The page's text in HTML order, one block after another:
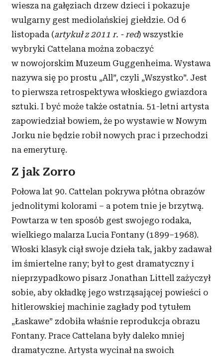
wiesza na gałęziach drzew dzieci i pokazuje
wulgarny gest mediolańskiej giełdzie. Od 6
listopada (artykuł z 2011 r. - red) wszystkie
wybryki Cattelana można zobaczyć
w nowojorskim Muzeum Guggenheima. Wystawa
nazywa się po prostu „All”, czyli „Wszystko”. Jest
to pierwsza retrospektywa włoskiego gwiazdora
sztuki. I być może także ostatnia. 51-letni artysta
zapowiedział bowiem, że po wystawie w Nowym
Jorku nie będzie robił nowych prac i przechodzi
na emeryturę.
Z jak Zorro
Połowa lat 90. Cattelan pokrywa płótna obrazów
jednolitymi kolorami – a potem tnie je brzytwą.
Powtarza w ten sposób gest swojego rodaka,
wielkiego malarza Lucia Fontany (1899–1968).
Włoski klasyk ciął swoje dzieła tak, jakby zadawał
im śmiertelne rany; był to gest dramatyczny i
nieprzypadkowo pisarz Jonathan Littell zażyczył
sobie, aby okładkę jego wstrząsającej powieści o
hitlerowskiej machinie zagłady pod tytułem
„Łaskawe” zdobiła właśnie reprodukcja obrazu
Fontany. Prace Cattelana były daleko mniej
dramatyczne. Artysta wycinał na swoich